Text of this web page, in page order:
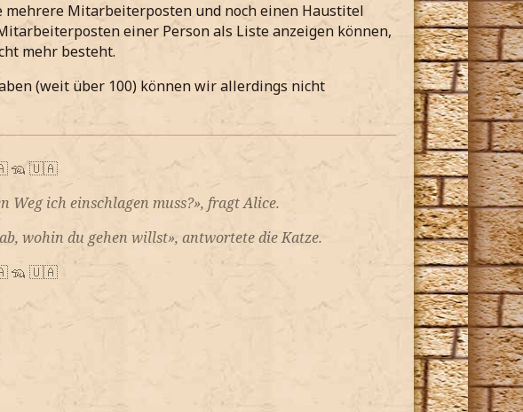
mehrere Mitarbeiterposten und noch einen Haustitel
einer Person als Liste anzeigen können,
mehr besteht.
(weit über 100) können wir allerdings nicht
🦡 🇺🇦
Weg ich einschlagen muss?», fragt Alice.
wohin du gehen willst», antwortete die Katze.
🦡 🇺🇦